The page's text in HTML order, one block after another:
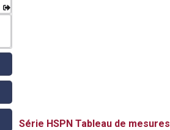
HSPNTableau de mesures